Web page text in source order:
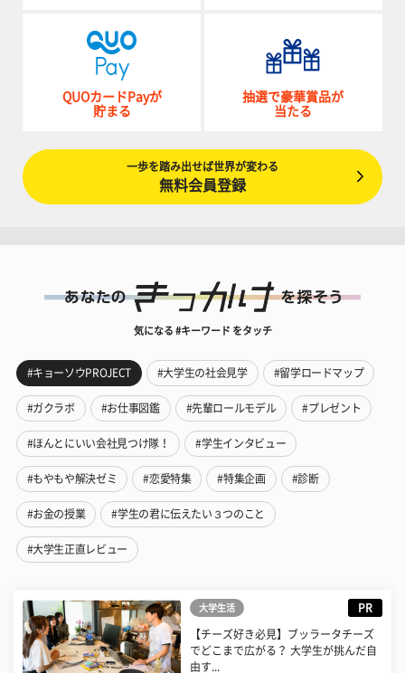
QUOカードPayが
貯まる
抽選で豪華賞品が
当たる
一歩を踏み出せば世界が変わる
無料会員登録
気になる #キーワード をタッチ
#キョーソウPROJECT #大学生の社会見学 #留学ロードマップ
#ガクラボ #お仕事図鑑 #先輩ロールモデル #プレゼント
#ほんとにいい会社見つけ隊！ #学生インタビュー
#もやもや解決ゼミ #恋愛特集 #特集企画 #診断
#お金の授業 #学生の君に伝えたい３つのこと
#大学生正直レビュー
大学生活 PR
【チーズ好き必見】ブッラータチーズ
でどこまで広がる？ 大学生が挑んだ自
由す...